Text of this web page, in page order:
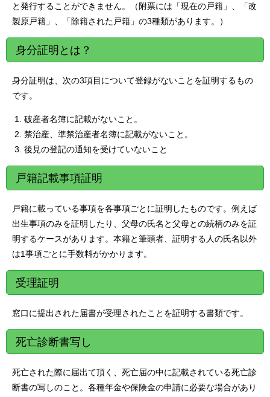
と発行することができません。（附票には「現在の戸籍」、「改
製原戸籍」、「除籍された戸籍」の3種類があります。）
身分証明とは？
身分証明は、次の3項目について登録がないことを証明するもの
です。
破産者名簿に記載がないこと。
禁治産、準禁治産者名簿に記載がないこと。
後見の登記の通知を受けていないこと
戸籍記載事項証明
戸籍に載っている事項を各事項ごとに証明したものです。例えば
出生事項のみを証明したり、父母の氏名と父母との続柄のみを証
明するケースがあります。本籍と筆頭者、証明する人の氏名以外
は1事項ごとに手数料がかかります。
受理証明
窓口に提出された届書が受理されたことを証明する書類です。
死亡診断書写し
死亡された際に届出て頂く、死亡届の中に記載されている死亡診
断書の写しのこと。各種年金や保険金の申請に必要な場合があり